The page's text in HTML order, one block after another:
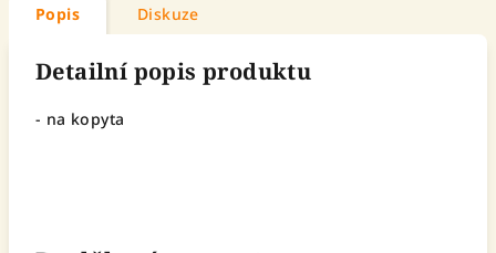
Popis Diskuze
Detailní popis produktu
- na kopyta